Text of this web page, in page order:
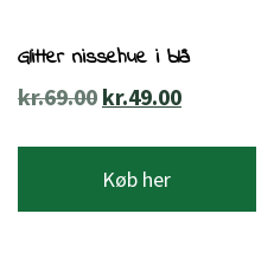
Glitter nissehue i blå
kr.69.00 Den
var:
kr.49.00Den
Køb her